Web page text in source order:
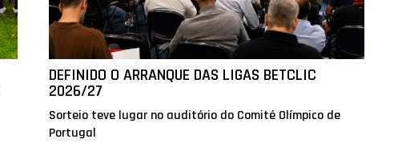
DEFINIDO O ARRANQUE DAS LIGAS BETCLIC
2026/27
Sorteio teve lugar no auditório do Comité Olímpico de
Portugal